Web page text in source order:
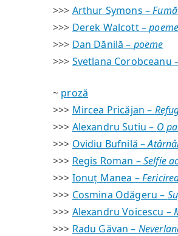
>>> Arthur Symons –
>>> Derek Walcott –poeme
>>> Dan Dănilă – poeme
>>> Svetlana Corobceanu
~ proză
>>> Mircea Pricăjan –
>>> Alexandru Sutiu – O
>>> Ovidiu Bufnilă –
>>> Regis Roman –Selfie
>>> Ionuț Manea –
>>> Cosmina Odăgeru –
>>> Alexandru Voicescu –
>>> Radu Găvan –